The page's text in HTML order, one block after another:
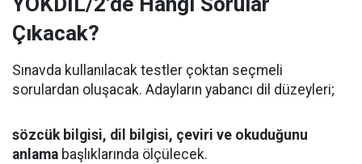
Çıkacak?
Sınavda kullanılacak testler çoktan seçmeli
sorulardan oluşacak. Adayların yabancı dil düzeyleri;
sözcük bilgisi, dil bilgisi, çeviri ve okuduğunu
anlama başlıklarında ölçülecek.